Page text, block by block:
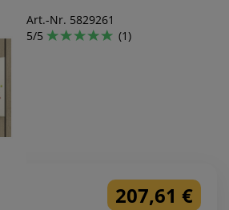
Art.-Nr. 5829261
5/5
(1)
207,61 €